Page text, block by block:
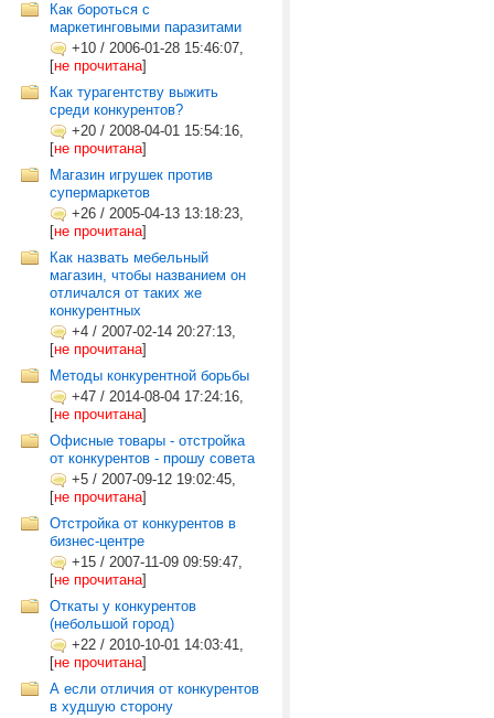
Как бороться с
маркетинговыми паразитами
+10 / 2006-01-28 15:46:07,
[не прочитана]
Как турагентству выжить
среди конкурентов?
+20 / 2008-04-01 15:54:16,
[не прочитана]
Магазин игрушек против
супермаркетов
+26 / 2005-04-13 13:18:23,
[не прочитана]
Как назвать мебельный
магазин, чтобы названием он
отличался от таких же
конкурентных
+4 / 2007-02-14 20:27:13,
[не прочитана]
Методы конкурентной борьбы
+47 / 2014-08-04 17:24:16,
[не прочитана]
Офисные товары - отстройка
от конкурентов - прошу совета
+5 / 2007-09-12 19:02:45,
[не прочитана]
Отстройка от конкурентов в
бизнес-центре
+15 / 2007-11-09 09:59:47,
[не прочитана]
Откаты у конкурентов
(небольшой город)
+22 / 2010-10-01 14:03:41,
[не прочитана]
А если отличия от конкурентов
в худшую сторону